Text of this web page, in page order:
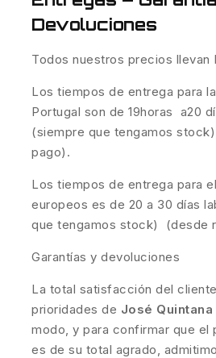
Devoluciones
Todos nuestros precios llevan
Los tiempos de entrega para
Portugal son de 19horas a20
(siempre que tengamos
pago).
Los tiempos de entrega para
europeos es de 20 a 30 días
que tengamos stock) (desde
Garantías y devoluciones
La total satisfacción del
prioridades de José Quintana
modo, y para confirmar que el
es de su total agrado,